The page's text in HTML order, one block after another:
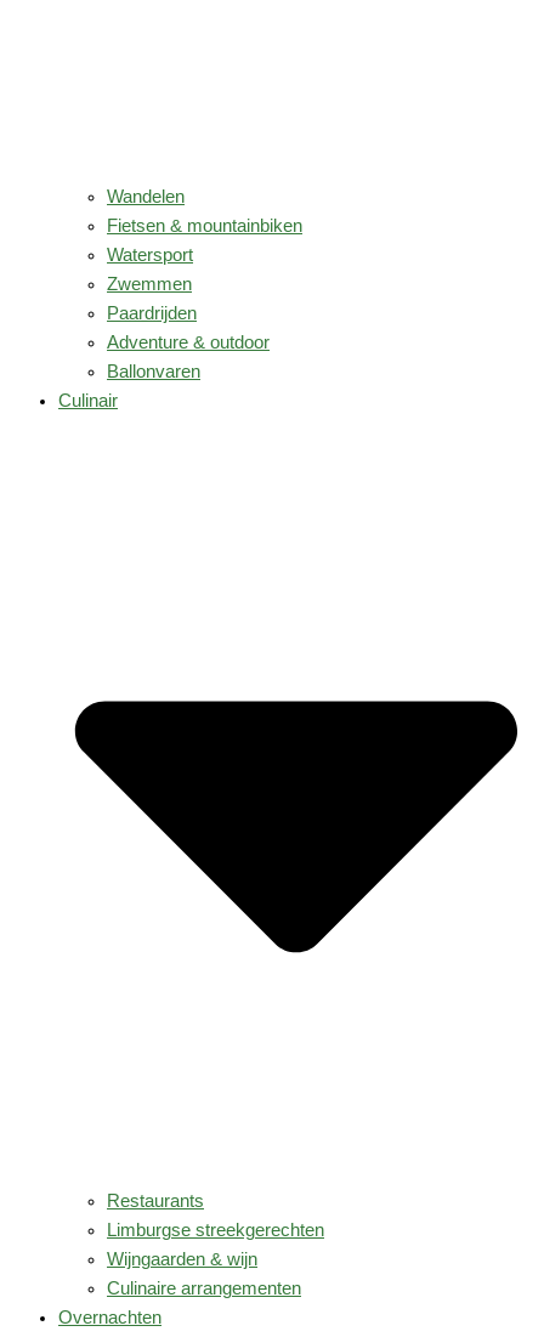
Wandelen
Fietsen & mountainbiken
Watersport
Zwemmen
Paardrijden
Adventure & outdoor
Ballonvaren
Culinair
Restaurants
Limburgse streekgerechten
Wijngaarden & wijn
Culinaire arrangementen
Overnachten